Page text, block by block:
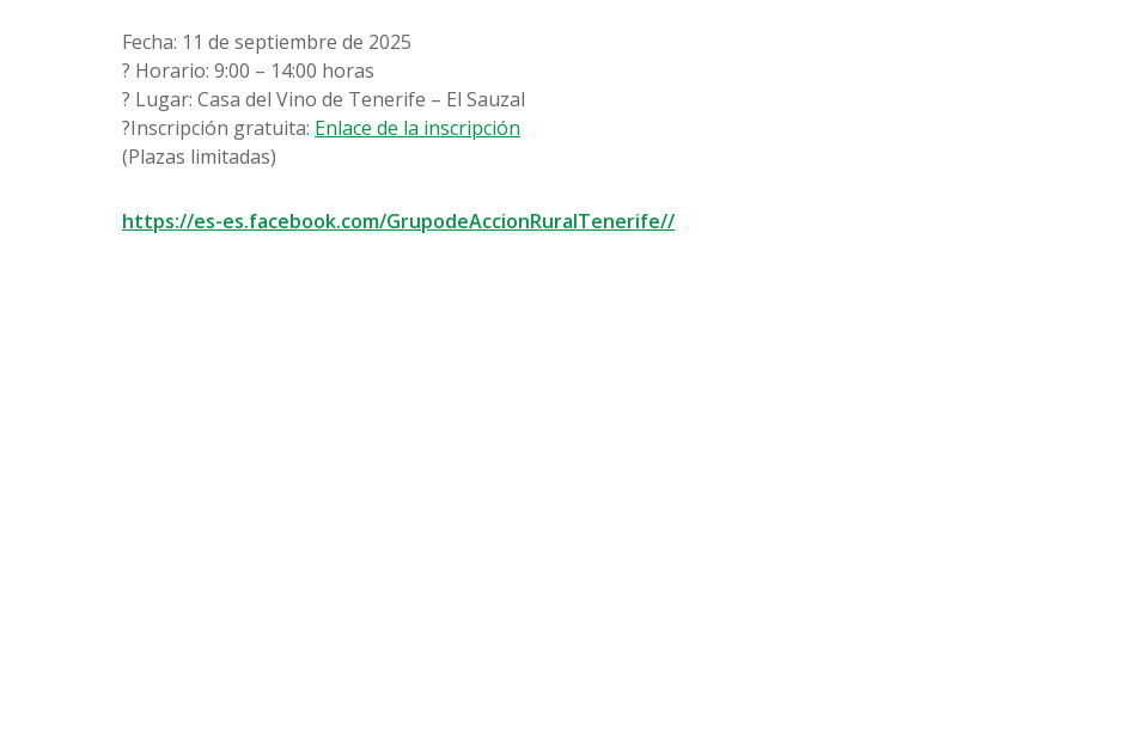
Fecha: 11 de septiembre de 2025
? Horario: 9:00 – 14:00 horas
? Lugar: Casa del Vino de Tenerife – El Sauzal
?️Inscripción gratuita: Enlace de la inscripción
(Plazas limitadas)
https://es-es.facebook.com/GrupodeAccionRuralTenerife//